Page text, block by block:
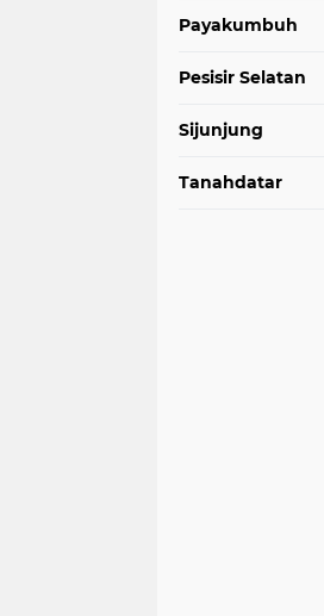
Payakumbuh
Pesisir Selatan
Sijunjung
Tanahdatar